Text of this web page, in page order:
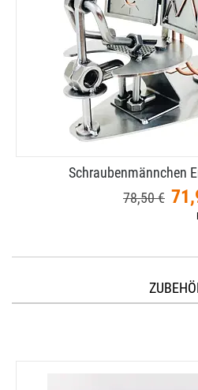
Schraubenmännchen
78,50 €